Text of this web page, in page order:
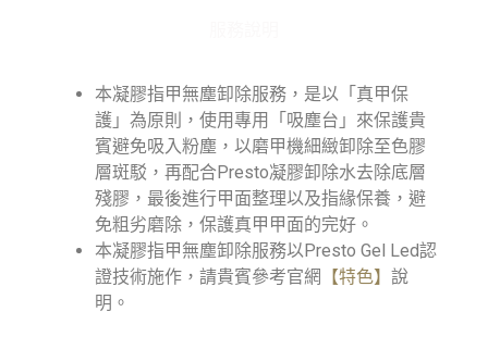
v
e
:
本凝膠指甲無塵卸除服務，是以「真甲保
護」為原則，使用專用「吸塵台」來保護貴
賓避免吸入粉塵，以磨甲機細緻卸除至色膠
層斑駁，再配合Presto凝膠卸除水去除底層
殘膠，最後進行甲面整理以及指緣保養，避
免粗劣磨除，保護真甲甲面的完好。
本凝膠指甲無塵卸除服務以Presto Gel Led認
證技術施作，請貴賓參考官網 【特色】 說
明。